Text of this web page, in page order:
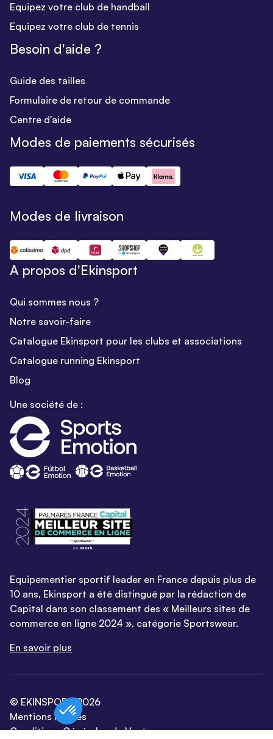
Equipez votre club de handball
Equipez votre club de tennis
Besoin d'aide ?
Guide des tailles
Formulaire de retour de commande
Centre d'aide
Modes de paiements sécurisés
Modes de livraison
A propos d'Ekinsport
Qui sommes nous ?
Notre savoir-faire
Catalogue Ekinsport pour les clubs et associations
Catalogue running Ekinsport
Blog
Une société de :
Equipementier sportif leader en France depuis plus de
10 ans, Ekinsport a été distingué par la rédaction de
Capital dans son classement des « Meilleurs sites de
commerce en ligne 2024 », catégorie Sportswear.
En savoir plus
© EKINSPORT 2026
Mentions légales
Conditions Générales de Vente